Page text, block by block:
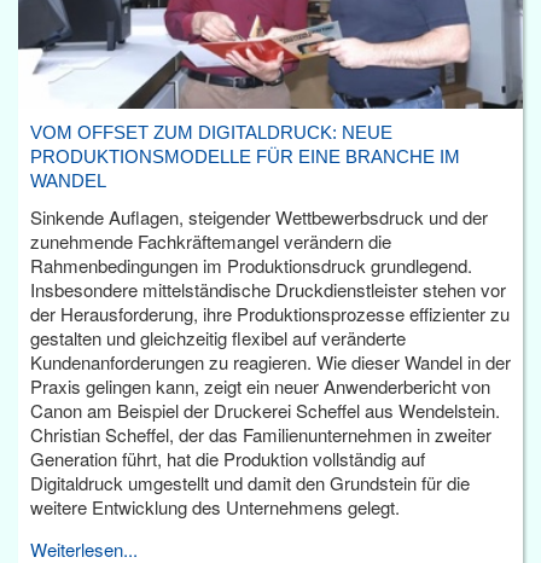
VOM OFFSET ZUM DIGITALDRUCK: NEUE
PRODUKTIONSMODELLE FÜR EINE BRANCHE IM
WANDEL
Sinkende Auflagen, steigender Wettbewerbsdruck und der
zunehmende Fachkräftemangel verändern die
Rahmenbedingungen im Produktionsdruck grundlegend.
Insbesondere mittelständische Druckdienstleister stehen vor
der Herausforderung, ihre Produktionsprozesse effizienter zu
gestalten und gleichzeitig flexibel auf veränderte
Kundenanforderungen zu reagieren. Wie dieser Wandel in der
Praxis gelingen kann, zeigt ein neuer Anwenderbericht von
Canon am Beispiel der Druckerei Scheffel aus Wendelstein.
Christian Scheffel, der das Familienunternehmen in zweiter
Generation führt, hat die Produktion vollständig auf
Digitaldruck umgestellt und damit den Grundstein für die
weitere Entwicklung des Unternehmens gelegt.
Weiterlesen...